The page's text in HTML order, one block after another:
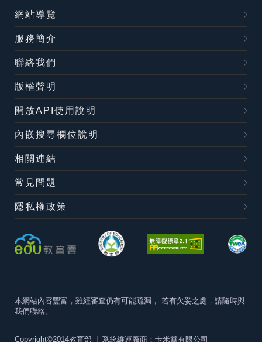
網站導覽
服務簡介
聯絡我們
版權聲明
開放API使用說明
內嵌搜尋欄位說明
相關連結
常見問題
隱私權政策
本網站內容豐富，雖經審查仍有可能疏漏， 若有欠妥之處，請隨時與
我們聯絡。
Copyright©2014教育部 丨系統維運廠商：卡米爾有限公司